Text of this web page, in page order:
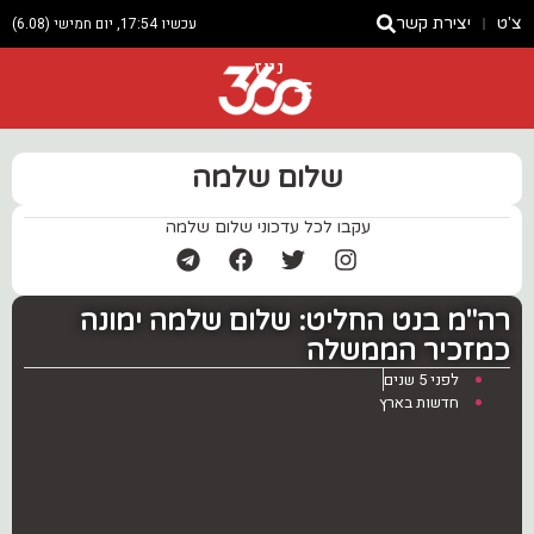
צ'ט יצירת קשר עכשיו 17:54, יום חמישי (6.08)
ניוז
שלום שלמה
עקבו לכל עדכוני שלום שלמה
‏רה"מ בנט החליט: שלום שלמה ימונה
כמזכיר הממשלה
לפני 5 שנים
חדשות בארץ